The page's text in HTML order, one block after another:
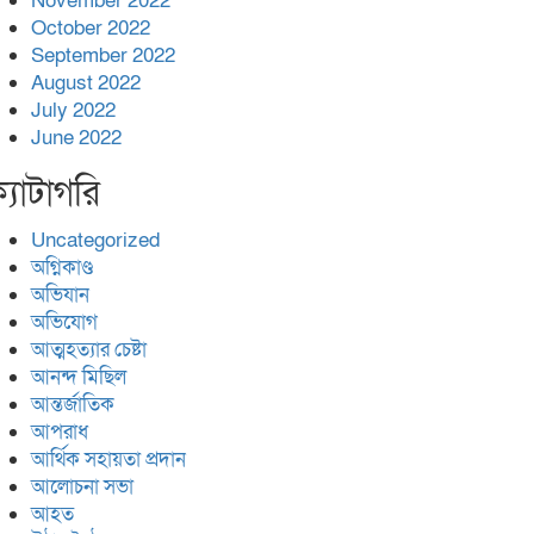
October 2022
September 2022
August 2022
July 2022
June 2022
Uncategorized
অগ্নিকাণ্ড
অভিযান
অভিযোগ
আত্মহত্যার চেষ্টা
আনন্দ মিছিল
আন্তর্জাতিক
আপরাধ
আর্থিক সহায়তা প্রদান
আলোচনা সভা
আহত